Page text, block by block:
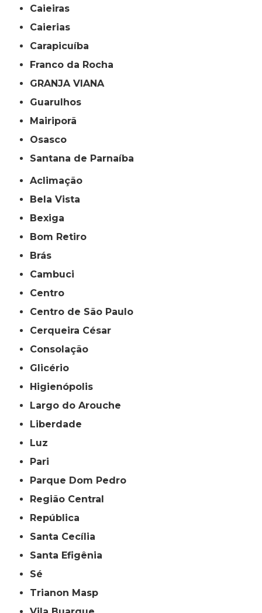
Caieiras
Caierias
Carapicuíba
Franco da Rocha
GRANJA VIANA
Guarulhos
Mairiporã
Osasco
Santana de Parnaíba
Aclimação
Bela Vista
Bexiga
Bom Retiro
Brás
Cambuci
Centro
Centro de São Paulo
Cerqueira César
Consolação
Glicério
Higienópolis
Largo do Arouche
Liberdade
Luz
Pari
Parque Dom Pedro
Região Central
República
Santa Cecília
Santa Efigênia
Sé
Trianon Masp